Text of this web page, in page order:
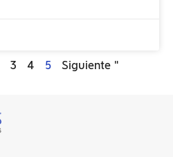
3 4 5 Siguiente "